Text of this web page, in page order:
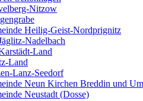
Nitzow
Heilig-Geist-Nordprignitz
Nadelbach
Land
Land
Lanz-Seedorf
Neun Kirchen Breddin und
Neustadt (Dosse)